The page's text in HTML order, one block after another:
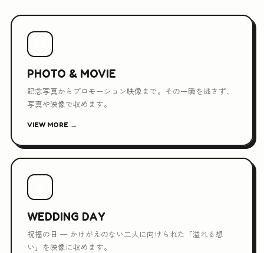
PHOTO & MOVIE
記念写真からプロモーション映像まで。その一瞬を逃さず、
写真や映像で収めます。
VIEW MORE →
WEDDING DAY
祝福の日 — かけがえのない二人に向けられた「溢れる想
い」を映像に収めます。